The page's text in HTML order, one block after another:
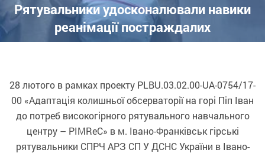
Рятувальники удосконалювали навики
реанімації постраждалих
28 лютого в рамках проекту PLBU.03.02.00-UA-0754/17-
00 «Адаптація колишньої обсерваторії на горі Піп Іван
до потреб високогірного рятувального навчального
центру – PIMReC» в м. Івано-Франківськ гірські
рятувальники СПРЧ АРЗ СП У ДСНС України в Івано-